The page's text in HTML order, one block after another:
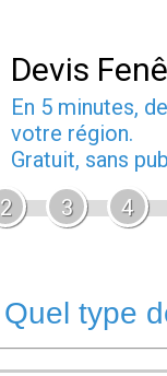
Devis
En 5 minutes,
votre région.
Gratuit, sans
2 3 4
Quel type